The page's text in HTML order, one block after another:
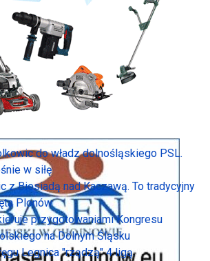
do władz dolnośląskiego PSL.
w siłę
z Biesiadą nad Kaczawą. To tradycyjny
Plonów
przygotowaniami Kongresu
na Dolnym Śląsku
Legnica "rządzą" 4 ligą.